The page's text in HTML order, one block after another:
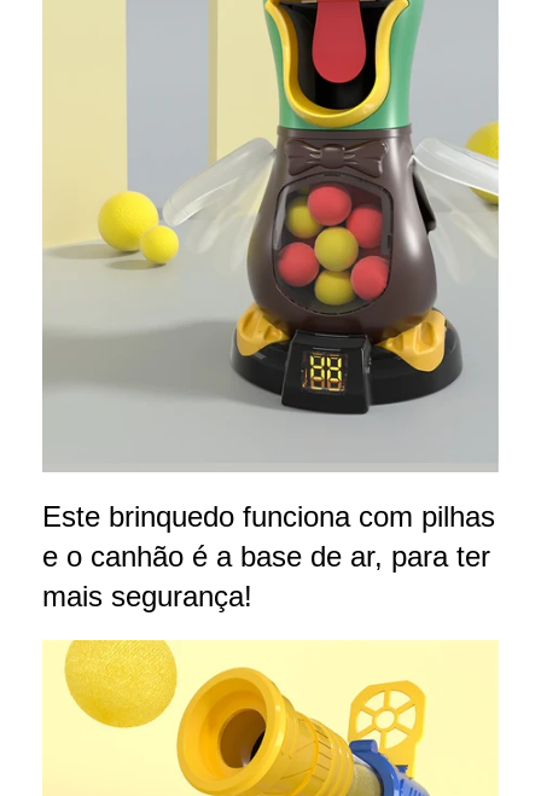
Este brinquedo funciona com pilhas
e o canhão é a base de ar, para ter
mais segurança!